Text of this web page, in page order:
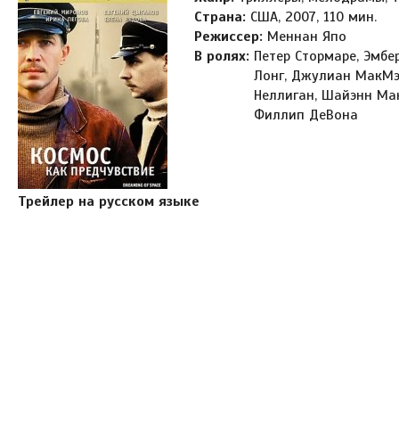
Страна: США, 2007, 110 мин.
Режиссер: Меннан Япо
В ролях: Петер Стормаре,
Лонг, Джулиан
Неллиган, Шайэнн
Филлип ДеВона
Трейлер на русском языке